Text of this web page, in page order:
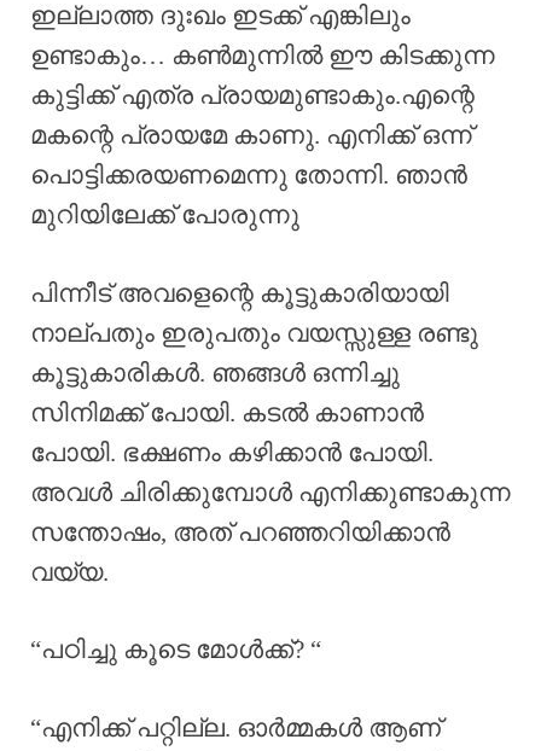
ഇല്ലാത്ത ദുഃഖം ഇടക്ക് എങ്കിലും
ഉണ്ടാകും… കൺമുന്നിൽ ഈ കിടക്കുന്ന
കുട്ടിക്ക് എത്ര പ്രായമുണ്ടാകും.എന്റെ
മകന്റെ പ്രായമേ കാണു. എനിക്ക് ഒന്ന്
പൊട്ടിക്കരയണമെന്നു തോന്നി. ഞാൻ
മുറിയിലേക്ക് പോരുന്നു
പിന്നീട് അവളെന്റെ കൂട്ടുകാരിയായി
നാല്പതും ഇരുപതും വയസ്സുള്ള രണ്ടു
കൂട്ടുകാരികൾ. ഞങ്ങൾ ഒന്നിച്ചു
സിനിമക്ക് പോയി. കടൽ കാണാൻ
പോയി. ഭക്ഷണം കഴിക്കാൻ പോയി.
അവൾ ചിരിക്കുമ്പോൾ എനിക്കുണ്ടാകുന്ന
സന്തോഷം, അത് പറഞ്ഞറിയിക്കാൻ
വയ്യ.
“പഠിച്ചു കൂടെ മോൾക്ക്? “
“എനിക്ക് പറ്റില്ല. ഓർമ്മകൾ ആണ്